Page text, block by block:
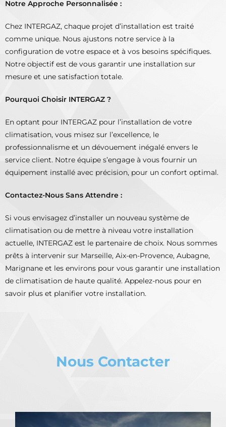
Notre Approche Personnalisée :
Chez INTERGAZ, chaque projet d’installation est traité
comme unique. Nous ajustons notre service à la
configuration de votre espace et à vos besoins spécifiques.
Notre objectif est de vous garantir une installation sur
mesure et une satisfaction totale.
Pourquoi Choisir INTERGAZ ?
En optant pour INTERGAZ pour l’installation de votre
climatisation, vous misez sur l’excellence, le
professionnalisme et un dévouement inégalé envers le
service client. Notre équipe s’engage à vous fournir un
équipement installé avec précision, pour un confort optimal.
Contactez-Nous Sans Attendre :
Si vous envisagez d’installer un nouveau système de
climatisation ou de mettre à niveau votre installation
actuelle, INTERGAZ est le partenaire de choix. Nous sommes
prêts à intervenir sur Marseille, Aix-en-Provence, Aubagne,
Marignane et les environs pour vous garantir une installation
de climatisation de haute qualité. Appelez-nous pour en
savoir plus et planifier votre installation.
Nous Contacter